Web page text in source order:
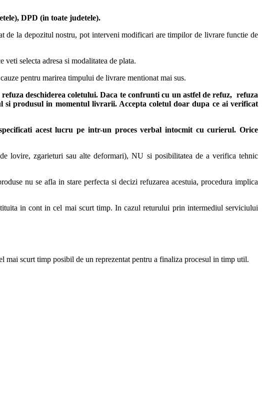
DPD (in toate judetele).
de la depozitul nostru, pot interveni modificari are timpilor de livrare functie de
selecta adresa si modalitatea de plata.
pentru marirea timpului de livrare mentionat mai sus.
deschiderea coletului. Daca te confrunti cu un astfel de refuz, refuza
si produsul in momentul livrarii. Accepta coletul doar dupa ce ai verificat
acest lucru pe intr-un proces verbal intocmit cu curierul. Orice
lovire, zgarieturi sau alte deformari), NU si posibilitatea de a verifica tehnic
nu se afla in stare perfecta si decizi refuzarea acestuia, procedura implica
in cont in cel mai scurt timp. In cazul returului prin intermediul serviciului
mai scurt timp posibil de un reprezentat pentru a finaliza procesul in timp util.